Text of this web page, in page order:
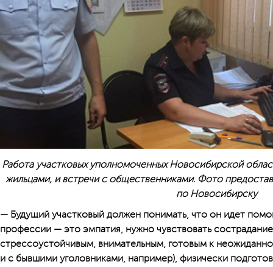
Работа участковых уполномоченных Новосибирской
жильцами, и встречи с общественниками. Фото
по Новосибирску
— Будущий участковый должен понимать, что он идет
профессии — это эмпатия, нужно чувствовать
стрессоустойчивым, внимательным, готовым к
и с бывшими уголовниками, например), физически